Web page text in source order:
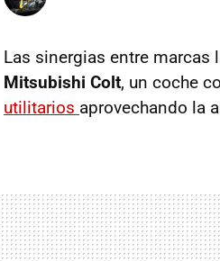
Las sinergias entre marcas
Mitsubishi Colt, un coche
utilitarios aprovechando la